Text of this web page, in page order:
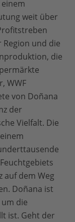
weit über
und die
die
WWF
von Doñana
der
Vielfalt. Die
auf dem Weg
Doñana ist
die
ist. Geht der